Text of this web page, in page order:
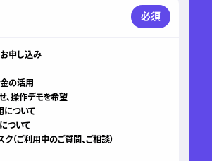
必須
申し込み
の活用
、操作デモを希望
について
ついて
（ご利用中のご質問、ご相談）